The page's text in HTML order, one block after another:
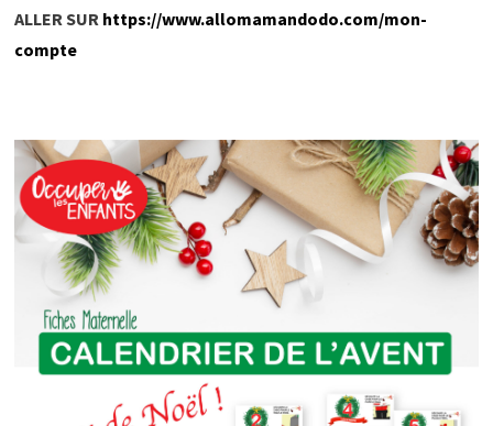
ALLER SUR https://www.allomamandodo.com/mon-
compte